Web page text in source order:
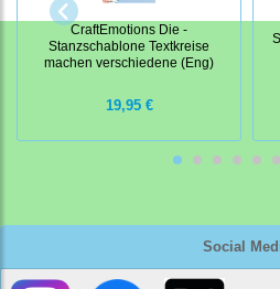
Social
CraftEmotions Die -
Stanzschablone Textkreise
machen verschiedene (Eng)
19,95 €